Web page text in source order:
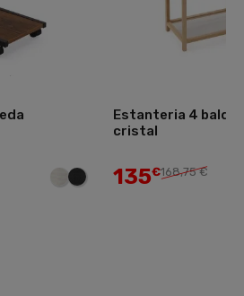
y
Estantería 3
135€168,75 €